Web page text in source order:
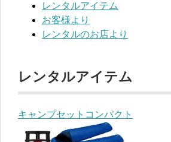
レンタルアイテム
お客様より
レンタルのお店より
レンタルアイテム
キャンプセットコンパクト